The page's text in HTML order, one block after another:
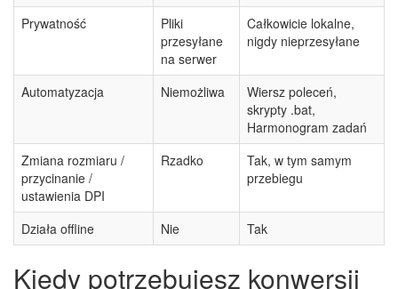
Prywatność
Pliki
przesyłane
na serwer
Całkowicie lokalne,
nigdy nieprzesyłane
Automatyzacja Niemożliwa
Wiersz poleceń,
skrypty .bat,
Harmonogram zadań
Zmiana rozmiaru /
przycinanie /
ustawienia DPI
Rzadko
Tak, w tym samym
przebiegu
Działa offline Nie Tak
Kiedy potrzebujesz konwersji